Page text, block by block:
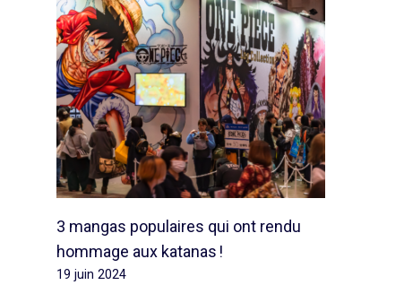
3 mangas populaires qui ont rendu
hommage aux katanas !
19 juin 2024